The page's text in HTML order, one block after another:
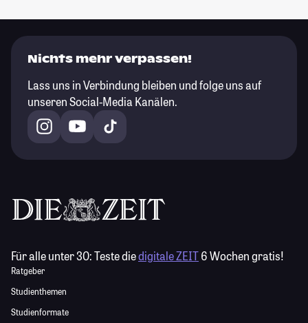
Nichts mehr verpassen!
Lass uns in Verbindung bleiben und folge uns auf
unseren Social-Media Kanälen.
Für alle unter 30:Teste diedigitale ZEIT6 Wochen gratis!
Ratgeber
Studienthemen
Studienformate